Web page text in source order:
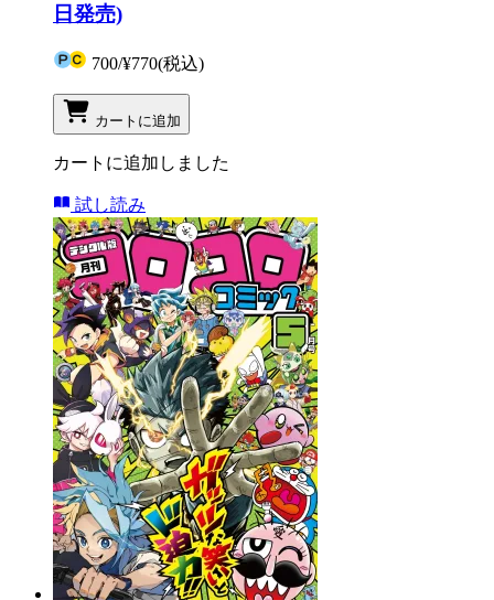
日発売)
700/¥770(税込)
カートに追加
カートに追加しました
試し読み